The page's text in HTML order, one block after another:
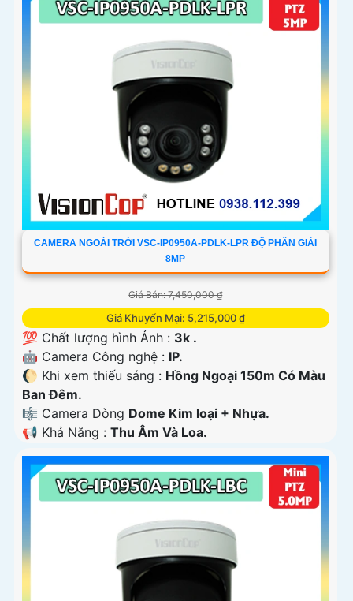
CAMERA NGOÀI TRỜI VSC-IP0950A-PDLK-LPR ĐỘ PHÂN GIẢI
8MP
Giá Bán: 7,450,000 ₫
Giá Khuyến Mại: 5,215,000 ₫
💯 Chất lượng hình Ảnh : 3k .
🤖️ Camera Công nghệ : IP.
🌔 Khi xem thiếu sáng : Hồng Ngoại 150m Có Màu
Ban Ðêm.
🎼️ Camera Dòng Dome Kim loại + Nhựa.
️📢 Khả Năng : Thu Âm Và Loa.